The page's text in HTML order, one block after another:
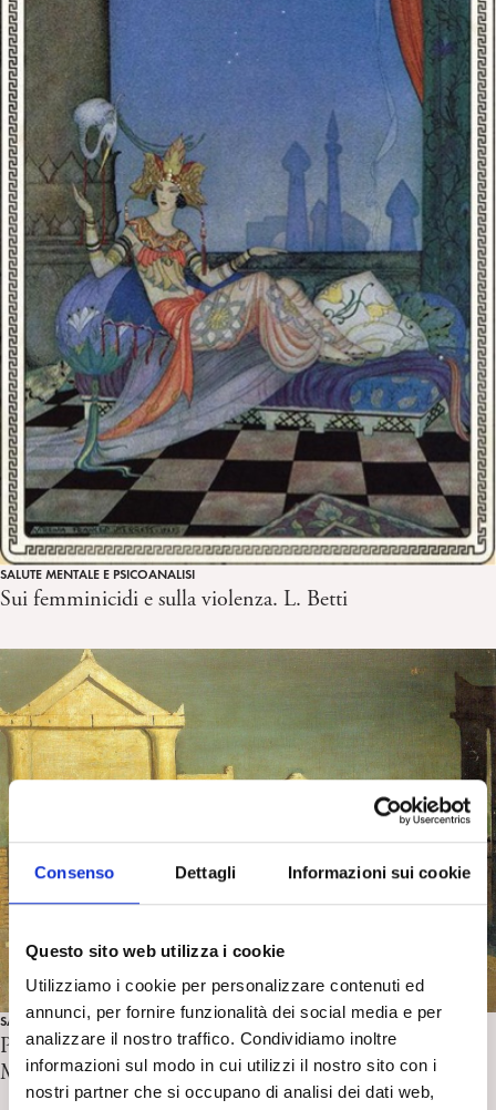
Consenso Dettagli Informazioni sui cookie
Questo sito web utilizza i cookie
Utilizziamo i cookie per personalizzare contenuti ed
annunci, per fornire funzionalità dei social media e per
analizzare il nostro traffico. Condividiamo inoltre
informazioni sul modo in cui utilizzi il nostro sito con i
nostri partner che si occupano di analisi dei dati web,
SALUTE MENTALE E PSICOANALISI
Sui femminicidi e sulla violenza. L. Betti
SALUTE MENTALE E PSICOANALISI
Presentazione e norme editoriali della sezione Salute
Mentale e Psicoanalisi – Maria Moscara